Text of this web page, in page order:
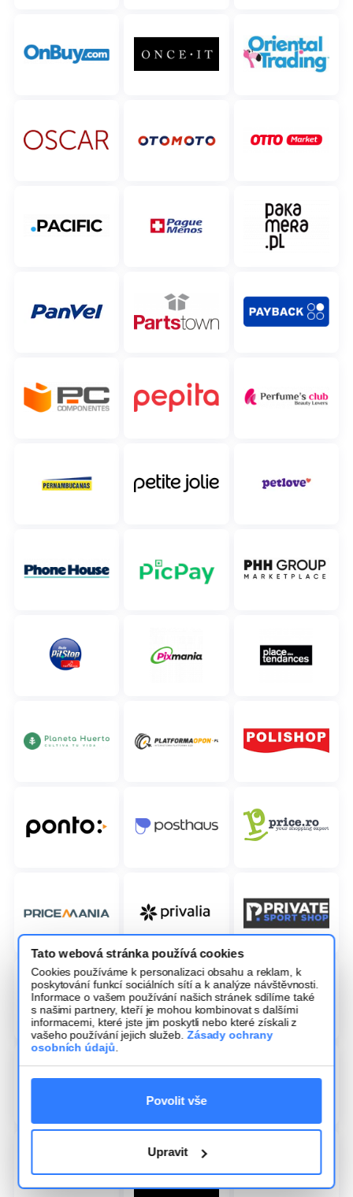
Tato webová stránka používá cookies
Cookies používáme k personalizaci obsahu a reklam, k
poskytování funkcí sociálních sítí a k analýze návštěvnosti.
Informace o vašem používání našich stránek sdílíme také
s našimi partnery, kteří je mohou kombinovat s dalšími
informacemi, které jste jim poskytli nebo které získali z
vašeho používání jejich služeb.Zásady ochrany
osobních údajů
Povolit vše
Upravit